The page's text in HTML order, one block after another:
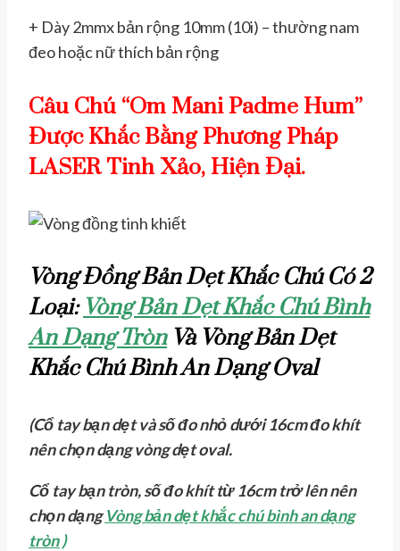
+ Dày 2mmx bản rộng 10mm (10i) – thường nam
đeo hoặc nữ thích bản rộng
Câu Chú “Om Mani Padme Hum”
Được Khắc Bằng Phương Pháp
LASER Tinh Xảo, Hiện Đại.
Vòng Đồng Bản Dẹt Khắc Chú Có 2
Loại:Vòng Bản Dẹt Khắc Chú Bình
An Dạng TrònVà Vòng Bản Dẹt
Khắc Chú Bình An Dạng Oval
(Cổ tay bạn dẹt và số đo nhỏ dưới 16cm đo khít
nên chọn dạng vòng dẹt oval.
Cổ tay bạn tròn, số đo khít từ 16cm trở lên nên
chọn dạngVòng bản dẹt khắc chú bình an dạng
tròn )